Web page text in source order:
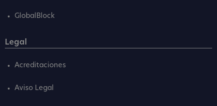
GlobalBlock
Legal
Acreditaciones
Aviso Legal